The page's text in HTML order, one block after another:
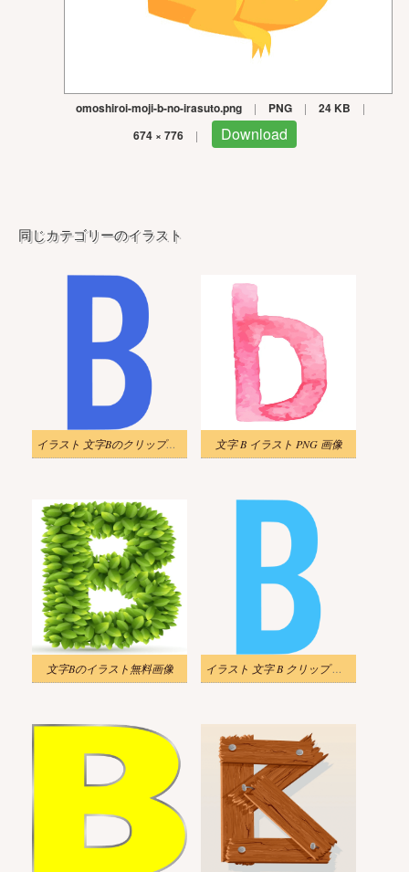
omoshiroi-moji-b-no-irasuto.png | PNG | 24 KB |
674 × 776 | Download
同じカテゴリーのイラスト
イラスト 文字Bのクリップアートをダウンロード 文字 B イラスト PNG 画像
文字Bのイラスト無料画像 イラスト 文字 B クリップ アート 無料